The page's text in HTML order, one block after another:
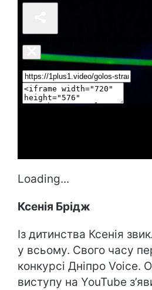
Loading...
Ксенія Брідж
Із дитинства Ксенія
у всьому. Свого часу
конкурсі Дніпро Voice.
виступу на YouTube